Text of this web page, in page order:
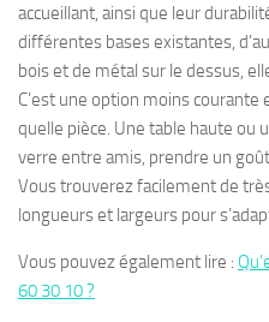
accueillant, ainsi que leur
différentes bases existantes,
bois et de métal sur le dessus,
C’est une option moins
quelle pièce. Une table haute ou
verre entre amis, prendre un
Vous trouverez facilement de
longueurs et largeurs pour
Vous pouvez également lire :
60 30 10 ?